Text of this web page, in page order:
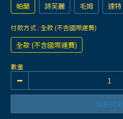
帕蘭 詩芙麗 毛姆 達特
付款方式 : 全款 (不含國際運費)
全款 (不含國際運費)
數量
販售結束